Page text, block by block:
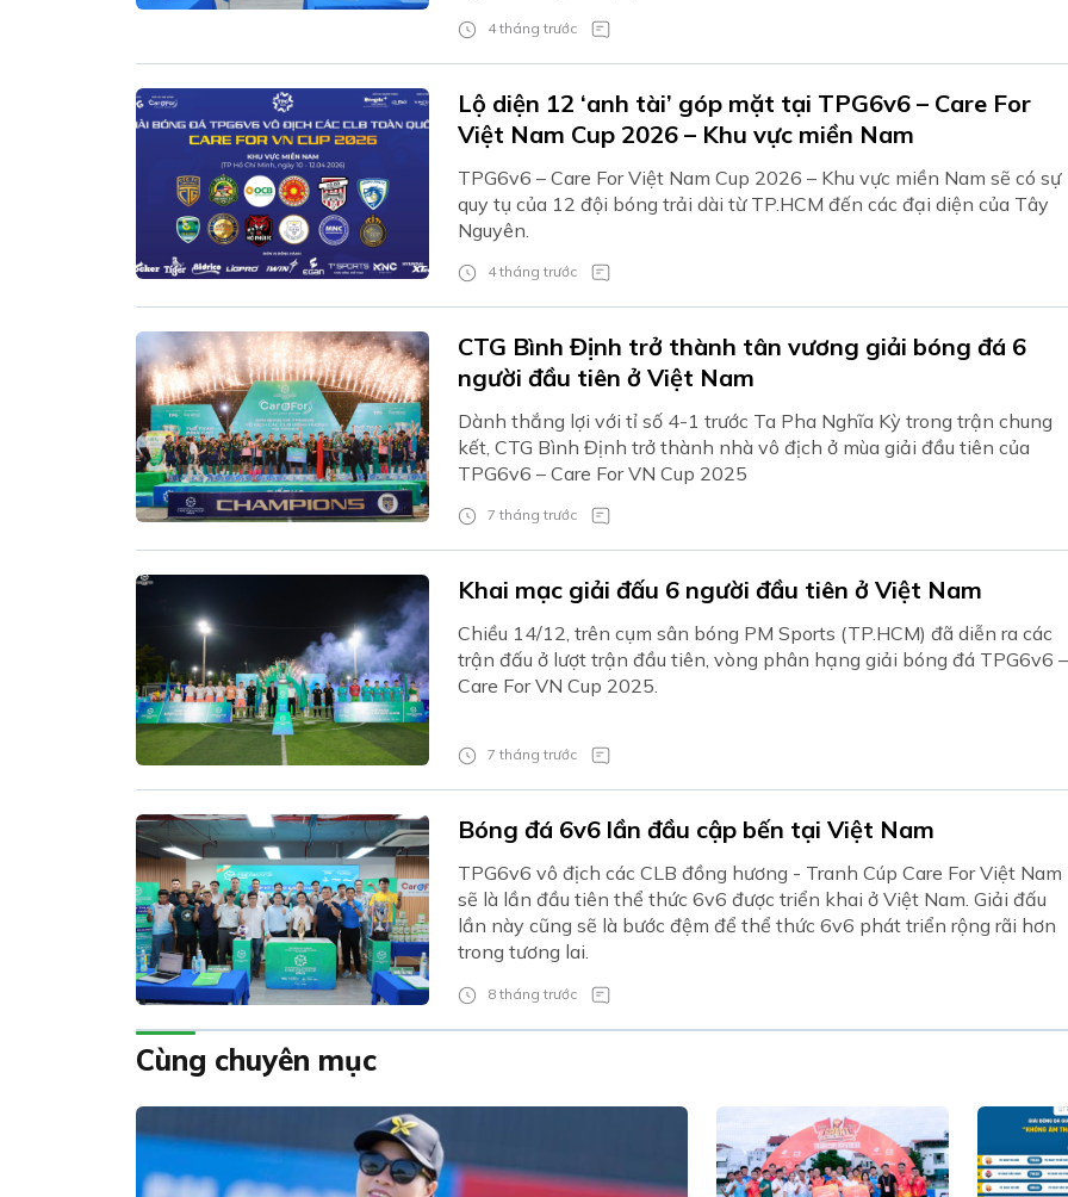
4 tháng trước
Lộ diện 12 ‘anh tài’ góp mặt tại TPG6v6 – Care For
Việt Nam Cup 2026 – Khu vực miền Nam
TPG6v6 – Care For Việt Nam Cup 2026 – Khu vực miền Nam sẽ có sự
quy tụ của 12 đội bóng trải dài từ TP.HCM đến các đại diện của Tây
Nguyên.
4 tháng trước
CTG Bình Định trở thành tân vương giải bóng đá 6
người đầu tiên ở Việt Nam
Dành thắng lợi với tỉ số 4-1 trước Ta Pha Nghĩa Kỳ trong trận chung
kết, CTG Bình Định trở thành nhà vô địch ở mùa giải đầu tiên của
TPG6v6 – Care For VN Cup 2025
7 tháng trước
Khai mạc giải đấu 6 người đầu tiên ở Việt Nam
Chiều 14/12, trên cụm sân bóng PM Sports (TP.HCM) đã diễn ra các
trận đấu ở lượt trận đầu tiên, vòng phân hạng giải bóng đá TPG6v6 –
Care For VN Cup 2025.
7 tháng trước
Bóng đá 6v6 lần đầu cập bến tại Việt Nam
TPG6v6 vô địch các CLB đồng hương - Tranh Cúp Care For Việt Nam
sẽ là lần đầu tiên thể thức 6v6 được triển khai ở Việt Nam. Giải đấu
lần này cũng sẽ là bước đệm để thể thức 6v6 phát triển rộng rãi hơn
trong tương lai.
8 tháng trước
Cùng chuyên mục